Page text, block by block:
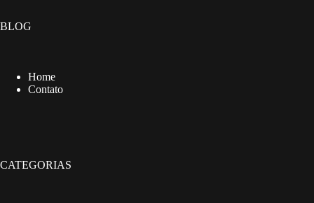
BLOG
Home
Contato
CATEGORIAS